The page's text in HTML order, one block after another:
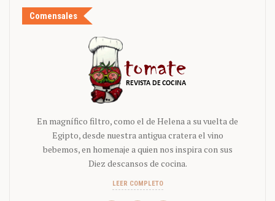
Comensales
En magnífico filtro, como el de Helena a su vuelta de
Egipto, desde nuestra antigua cratera el vino
bebemos, en homenaje a quien nos inspira con sus
Diez descansos de cocina.
LEER COMPLETO